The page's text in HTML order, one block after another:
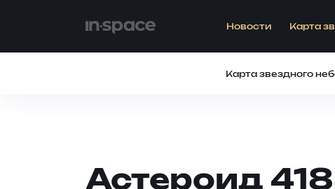
Новости Карта
Карта звездного
Астероид